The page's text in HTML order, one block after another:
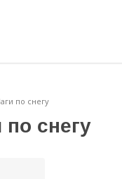
по снегу
снегу